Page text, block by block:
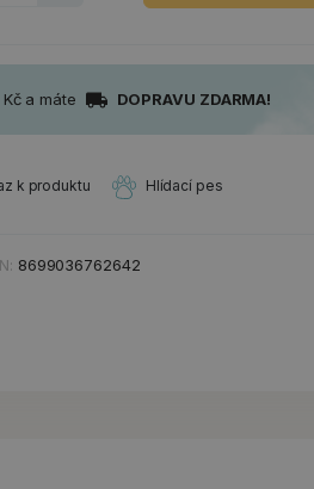
a máte DOPRAVU ZDARMA!
k produktu Hlídací pes
8699036762642